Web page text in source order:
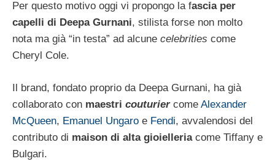
Per questo motivo oggi vi propongo la fascia per
capelli di Deepa Gurnani, stilista forse non molto
nota ma già “in testa” ad alcune celebrities come
Cheryl Cole.
Il brand, fondato proprio da Deepa Gurnani, ha già
collaborato con maestri couturier come Alexander
McQueen, Emanuel Ungaro e Fendi, avvalendosi del
contributo di maison di alta gioielleriacome Tiffany e
Bulgari.